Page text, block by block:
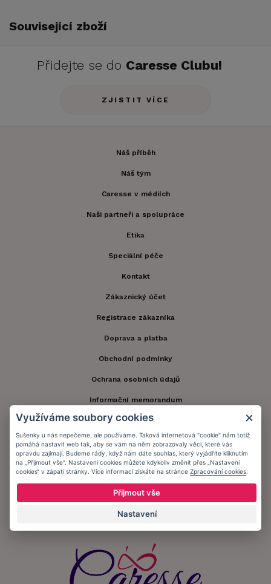
Související zboží
Přidejte se do Caresse Clubu!
ZJISTIT VÍCE
Náš příběh
Náš tým
Caresse v médiích
Naši partneři a spolupráce
Etika
Speciální péče
Kontakt
Zákaznický účet
Registrace zákazníka
Doprava a platba
Obchodní podmínky
Ochrana osobních údajů
Informační memorandum
Zůstaňte s námi v kontaktu.
Přijímáme platby:
Využíváme soubory cookies
Sušenky u nás nepečeme, ale používáme. Taková internetová "cookie" nám totiž
pomáhá nastavit web tak, aby se vám na něm zobrazovaly věci, které vás
opravdu zajímají. Budeme rády, když nám dáte souhlas, který vyjádříte kliknutím
na „Přijmout vše“. Nastavení cookies můžete kdykoliv změnit přes „Nastavení
cookies“ v zápatí stránky. Více informací získáte na stránce Zpracování cookies
Přijmout vše
Nastavení